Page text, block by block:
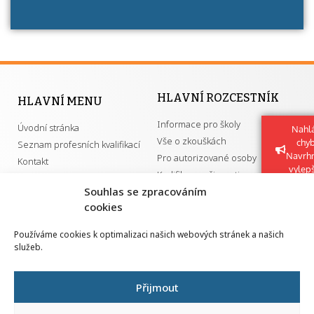
Souhlas se zpracováním
cookies
Používáme cookies k optimalizaci našich webových stránek a našich
služeb.
Přijmout
HLAVNÍ MENU
Úvodní stránka
Seznam profesních kvalifikací
Kontakt
HLAVNÍ ROZCESTNÍK
Informace pro školy
Vše o zkouškách
Pro autorizované osoby
Kvalifikace a živnosti
GDPR
Národní pedagogický institut ČR
Senovážné náměstí 25
110 00 Praha 1